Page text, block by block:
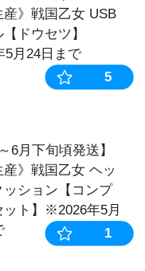
【6中旬～6月
《受注生産》
ケーブル【
¥1,980
【6中旬～6